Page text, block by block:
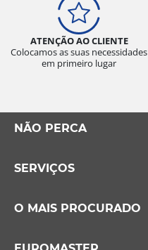
ATENÇÃO AO CLIENTE
Colocamos as suas necessidades
em primeiro lugar
NÃO PERCA
SERVIÇOS
O MAIS PROCURADO